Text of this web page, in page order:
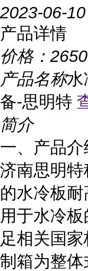
2023-06-10
产品详情
价格：
产品名称水
备-思明特
简介
一、产品介
济南思明
的水冷板
用于水冷
足相关国
制箱为整